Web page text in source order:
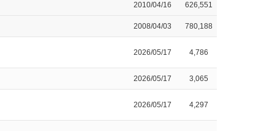
2010/04/16 626,551
2008/04/03 780,188
2026/05/17 4,786
2026/05/17 3,065
2026/05/17 4,297